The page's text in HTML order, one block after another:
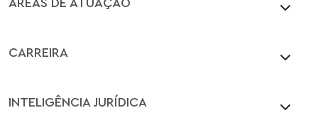
CARREIRA
INTELIGÊNCIA JURÍDICA